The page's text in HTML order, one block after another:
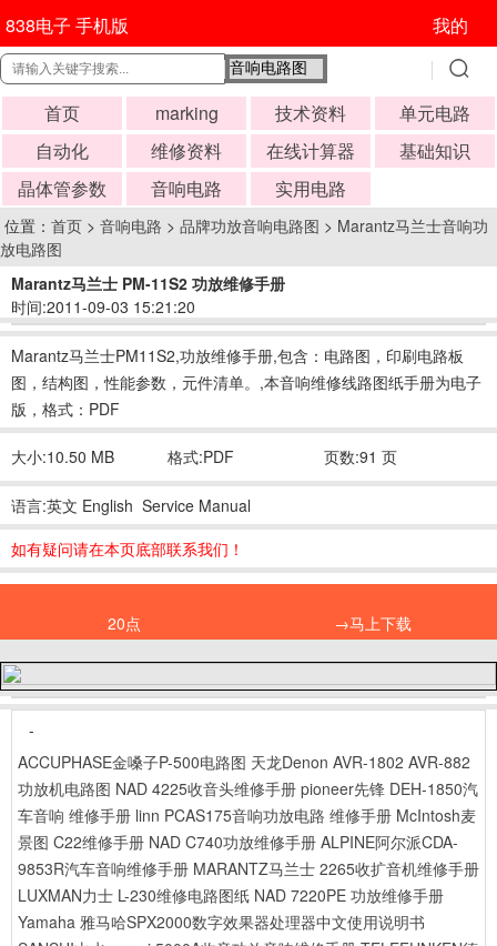
838电子 手机版 我的
首页 marking 技术资料
单元电路
自动化
维修资料 在线计算器
基础知识
晶体管参数
音响电路 实用电路
位置： 首页 > 音响电路 > 品牌功放音响电路图 > Marantz马兰士音响功
放电路图
Marantz马兰士 PM-11S2 功放维修手册
时间:2011-09-03 15:21:20
Marantz马兰士PM11S2,功放维修手册,包含：电路图，印刷电路板
图，结构图，性能参数，元件清单。,本音响维修线路图纸手册为电子
版，格式：PDF
大小:10.50 MB 格式:PDF 页数:91 页
语言:英文 English Service Manual
如有疑问请在本页底部联系我们！
20点 →马上下载
-
ACCUPHASE金嗓子P-500电路图 天龙Denon AVR-1802 AVR-882
功放机电路图 NAD 4225收音头维修手册 pioneer先锋 DEH-1850汽
车音响 维修手册 linn PCAS175音响功放电路 维修手册 McIntosh麦
景图 C22维修手册 NAD C740功放维修手册 ALPINE阿尔派CDA-
9853R汽车音响维修手册 MARANTZ马兰士 2265收扩音机维修手册
LUXMAN力士 L-230维修电路图纸 NAD 7220PE 功放维修手册
Yamaha 雅马哈SPX2000数字效果器处理器中文使用说明书